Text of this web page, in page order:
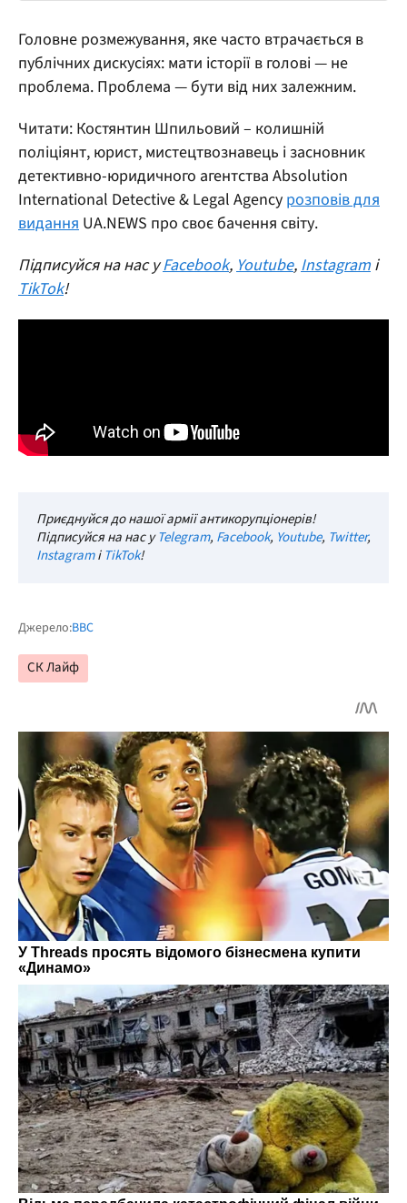
Головне розмежування, яке часто втрачається в
публічних дискусіях: мати історії в голові — не
проблема. Проблема — бути від них залежним.
Читати: Костянтин Шпильовий – колишній
поліціянт, юрист, мистецтвознавець і засновник
детективно-юридичного агентства Absolution
International Detective & Legal Agency розповів для
видання UA.NEWS про своє бачення світу.
Підписуйся на нас уFacebook, Youtube, Instagram і
TikTok!
Приєднуйся до нашої армії антикорупціонерів!
Підписуйся на нас уTelegram, Facebook, Youtube, Twitter,
InstagramіTikTok!
Джерело:BBC
СК Лайф